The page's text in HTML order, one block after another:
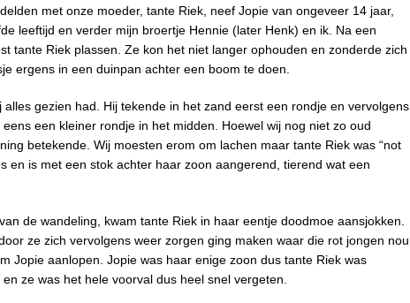
met onze moeder, tante Riek, neef Jopie van ongeveer 14 jaar,
leeftijd en verder mijn broertje Hennie (later Henk) en ik. Na een
tante Riek plassen. Ze kon het niet langer ophouden en zonderde zich
ergens in een duinpan achter een boom te doen.
gezien had. Hij tekende in het zand eerst een rondje en vervolgens
een kleiner rondje in het midden. Hoewel wij nog niet zo oud
betekende. Wij moesten erom om lachen maar tante Riek was “not
en is met een stok achter haar zoon aangerend, tierend wat een
de wandeling, kwam tante Riek in haar eentje doodmoe aansjokken.
ze zich vervolgens weer zorgen ging maken waar die rot jongen nou
Jopie aanlopen. Jopie was haar enige zoon dus tante Riek was
ze was het hele voorval dus heel snel vergeten.